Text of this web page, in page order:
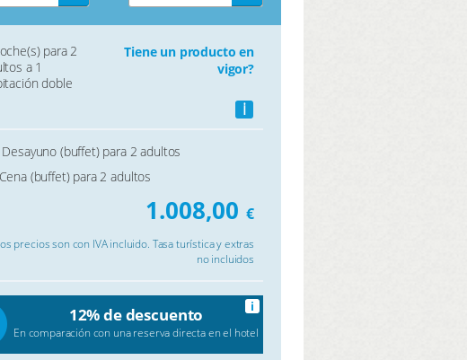
para 2
a 1
doble
Tiene un producto en
vigor?
i
(buffet) para 2 adultos
(buffet) para 2 adultos
1.008,00 €
precios son con IVA incluido. Tasa turística y extras
no incluidos
12% de descuento
En comparación con una reserva directa en el hotel
i